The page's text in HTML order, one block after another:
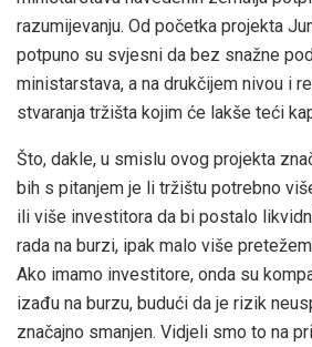
razumijevanju. Od početka projekta
potpuno su svjesni da bez snažne
ministarstava, a na drukčijem nivou i
stvaranja tržišta kojim će lakše teći
Što, dakle, u smislu ovog projekta
bih s pitanjem je li tržištu potrebno
ili više investitora da bi postalo
rada na burzi, ipak malo više
Ako imamo investitore, onda su
izađu na burzu, budući da je rizik
značajno smanjen. Vidjeli smo to na